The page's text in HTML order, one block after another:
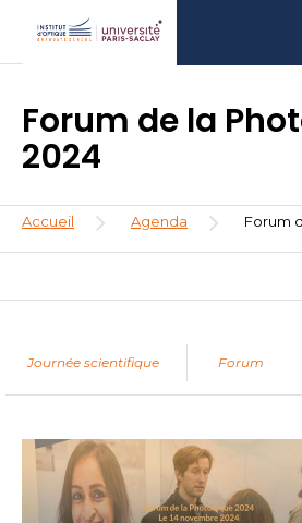
contenu
menu
la
Forum de la
2024
Fil
d'Ariane
Accueil Agenda Forum
Journée scientifique Forum